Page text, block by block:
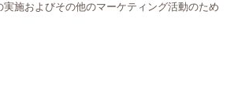
施およびその他のマーケティング活動のため